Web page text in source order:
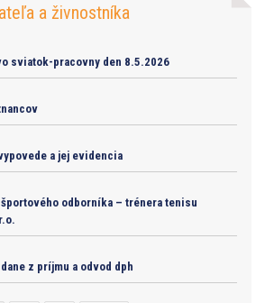
a živnostníka
sviatok-pracovny den 8.5.2026
a jej evidencia
odborníka – trénera tenisu
z príjmu a odvod dph